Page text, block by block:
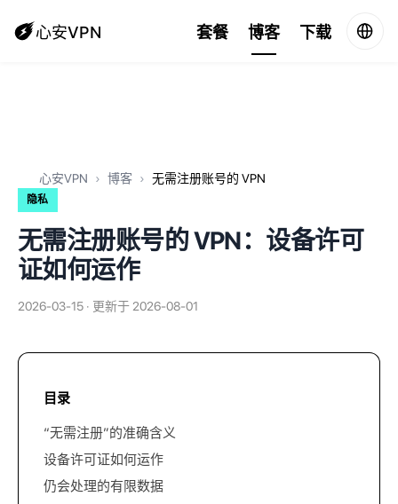
心安VPN 套餐 博客 下载
心安VPN 博客 无需注册账号的 VPN
隐私
无需注册账号的 VPN：设备许可
证如何运作
2026-03-15 · 更新于 2026-08-01
目录
“无需注册”的准确含义
设备许可证如何运作
仍会处理的有限数据